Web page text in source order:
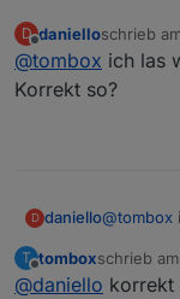
D
Offline
danielloschrieb
zuletzt
@tombox ich las
Korrekt so?
D daniello@tombox
T
Offline
tomboxschrieb am
zuletzt
@daniello korrekt